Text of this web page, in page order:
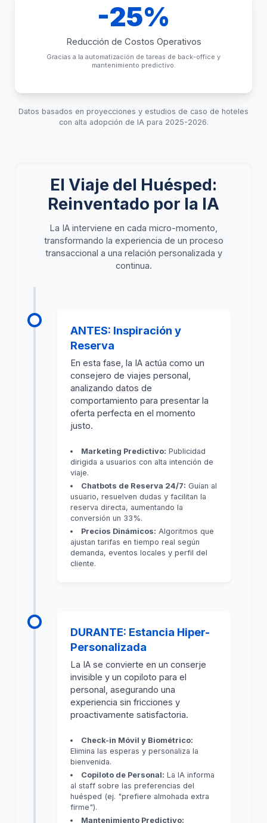
-25%
Reducción de Costos Operativos
Gracias a la automatización de tareas de back-office y
mantenimiento predictivo.
Datos basados en proyecciones y estudios de caso de hoteles
con alta adopción de IA para 2025-2026.
El Viaje del Huésped:
Reinventado por la IA
La IA interviene en cada micro-momento,
transformando la experiencia de un proceso
transaccional a una relación personalizada y
continua.
ANTES: Inspiración y
Reserva
En esta fase, la IA actúa como un
consejero de viajes personal,
analizando datos de
comportamiento para presentar la
oferta perfecta en el momento
justo.
Marketing Predictivo: Publicidad
dirigida a usuarios con alta intención de
viaje.
Chatbots de Reserva 24/7: Guían al
usuario, resuelven dudas y facilitan la
reserva directa, aumentando la
conversión un 33%.
Precios Dinámicos: Algoritmos que
ajustan tarifas en tiempo real según
demanda, eventos locales y perfil del
cliente.
DURANTE: Estancia Hiper-
Personalizada
La IA se convierte en un conserje
invisible y un copiloto para el
personal, asegurando una
experiencia sin fricciones y
proactivamente satisfactoria.
Check-in Móvil y Biométrico:
Elimina las esperas y personaliza la
bienvenida.
Copiloto de Personal: La IA informa
al staff sobre las preferencias del
huésped (ej. "prefiere almohada extra
firme").
Mantenimiento Predictivo: